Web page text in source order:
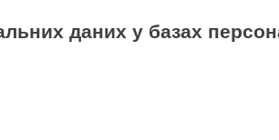
даних у базах